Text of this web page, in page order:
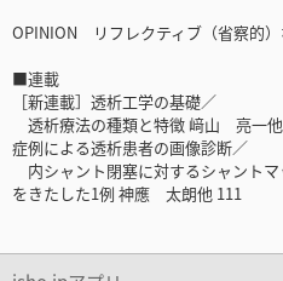
OPINION リフレクティブ（省察的
■連載
［新連載］透析工学の基礎／
透析療法の種類と特徴 﨑山 亮一
症例による透析患者の画像診断／
内シャント閉塞に対するシャント
をきたした1例 神應 太朗他 111